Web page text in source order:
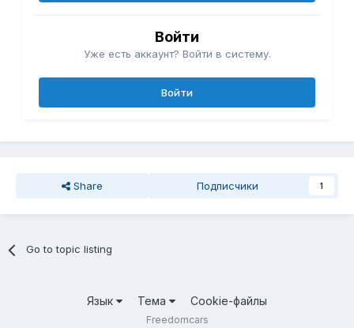
Войти
Уже есть аккаунт? Войти в систему.
Войти
Share Подписчики 1
Go to topic listing
Язык Тема Cookie-файлы
Freedomcars